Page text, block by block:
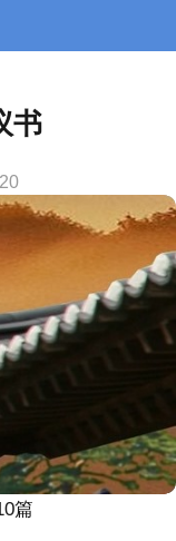
书
篇